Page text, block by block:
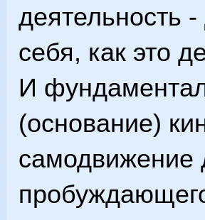
деятельность
себя, как это
И
(основание)
самодвижение